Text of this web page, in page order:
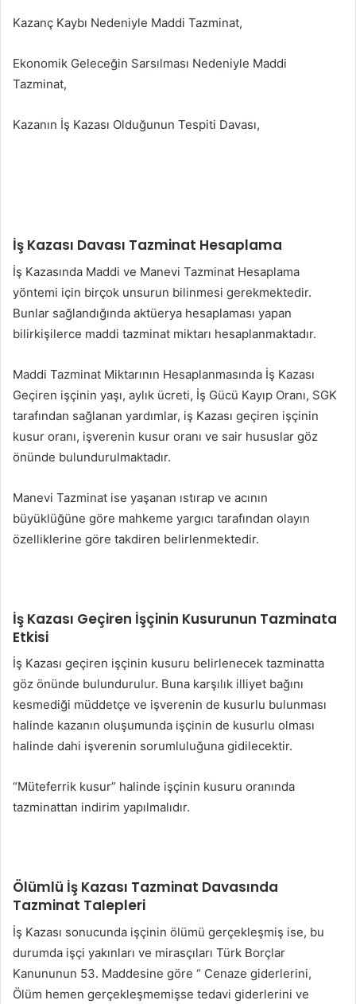
Kazanç Kaybı Nedeniyle Maddi Tazminat,
Ekonomik Geleceğin Sarsılması Nedeniyle Maddi
Tazminat,
Kazanın İş Kazası Olduğunun Tespiti Davası,
İş Kazası Davası Tazminat Hesaplama
İş Kazasında Maddi ve Manevi Tazminat Hesaplama
yöntemi için birçok unsurun bilinmesi gerekmektedir.
Bunlar sağlandığında aktüerya hesaplaması yapan
bilirkişilerce maddi tazminat miktarı hesaplanmaktadır.
Maddi Tazminat Miktarının Hesaplanmasında İş Kazası
Geçiren işçinin yaşı, aylık ücreti, İş Gücü Kayıp Oranı, SGK
tarafından sağlanan yardımlar, iş Kazası geçiren işçinin
kusur oranı, işverenin kusur oranı ve sair hususlar göz
önünde bulundurulmaktadır.
Manevi Tazminat ise yaşanan ıstırap ve acının
büyüklüğüne göre mahkeme yargıcı tarafından olayın
özelliklerine göre takdiren belirlenmektedir.
İş Kazası Geçiren İşçinin Kusurunun Tazminata
Etkisi
İş Kazası geçiren işçinin kusuru belirlenecek tazminatta
göz önünde bulundurulur. Buna karşılık illiyet bağını
kesmediği müddetçe ve işverenin de kusurlu bulunması
halinde kazanın oluşumunda işçinin de kusurlu olması
halinde dahi işverenin sorumluluğuna gidilecektir.
“Müteferrik kusur” halinde işçinin kusuru oranında
tazminattan indirim yapılmalıdır.
Ölümlü İş Kazası Tazminat Davasında
Tazminat Talepleri
İş Kazası sonucunda işçinin ölümü gerçekleşmiş ise, bu
durumda işçi yakınları ve mirasçıları Türk Borçlar
Kanununun 53. Maddesine göre “ Cenaze giderlerini,
Ölüm hemen gerçekleşmemişse tedavi giderlerini ve